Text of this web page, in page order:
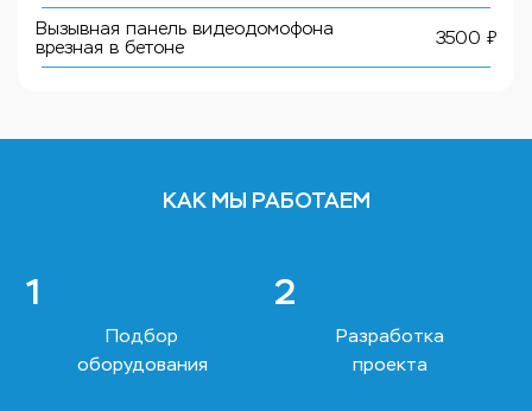
Вызывная панель видеодомофона
врезная в бетоне
3500 ₽
КАК МЫ РАБОТАЕМ
1
Подбор
оборудования
2
Разработка
проекта